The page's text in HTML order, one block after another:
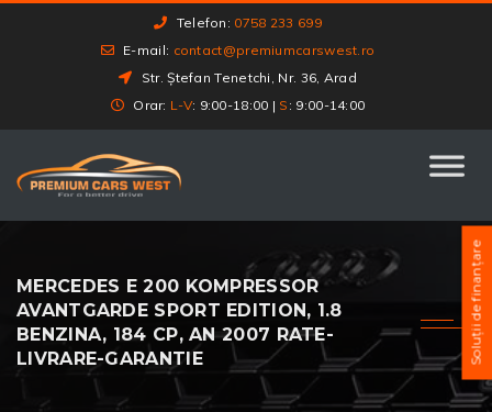
Telefon: 0758 233 699
E-mail: contact@premiumcarswest.ro
Str. Ștefan Tenetchi, Nr. 36, Arad
Orar: L-V: 9:00-18:00 | S : 9:00-14:00
MERCEDES E 200 KOMPRESSOR
AVANTGARDE SPORT EDITION, 1.8
BENZINA, 184 CP, AN 2007 RATE-
LIVRARE-GARANTIE
Soluții de finanțare